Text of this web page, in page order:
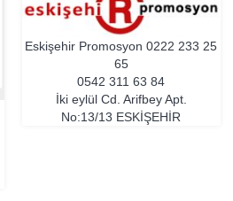
Eskişehir Promosyon0222 233 25
65
0542 311 63 84
İki eylül Cd. Arifbey Apt.
No:13/13 ESKIŞEHIR